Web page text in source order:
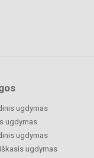
ugdymas
ugdymas
ugdymas
ugdymas